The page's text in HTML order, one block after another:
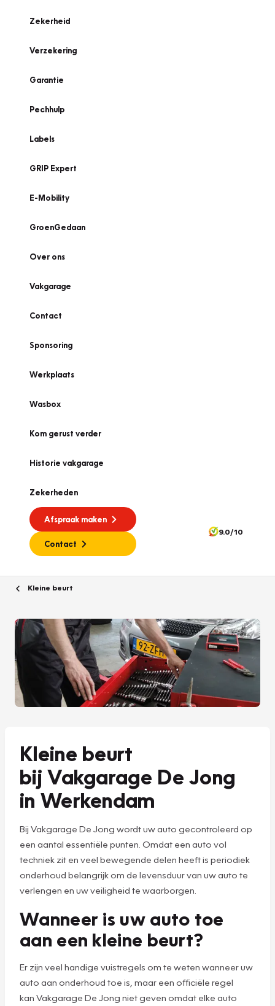
Zekerheid
Verzekering
Garantie
Pechhulp
Labels
GRIP Expert
E-Mobility
GroenGedaan
Over ons
Vakgarage
Contact
Sponsoring
Werkplaats
Wasbox
Kom gerust verder
Historie vakgarage
Zekerheden
Afspraak maken
Contact
9.0/10
Kleine beurt
Kleine beurt
bij Vakgarage De Jong
in Werkendam
Bij Vakgarage De Jong wordt uw auto gecontroleerd op
een aantal essentiële punten. Omdat een auto vol
techniek zit en veel bewegende delen heeft is periodiek
onderhoud belangrijk om de levensduur van uw auto te
verlengen en uw veiligheid te waarborgen.
Wanneer is uw auto toe
aan een kleine beurt?
Er zijn veel handige vuistregels om te weten wanneer uw
auto aan onderhoud toe is, maar een officiële regel
kan Vakgarage De Jong niet geven omdat elke auto